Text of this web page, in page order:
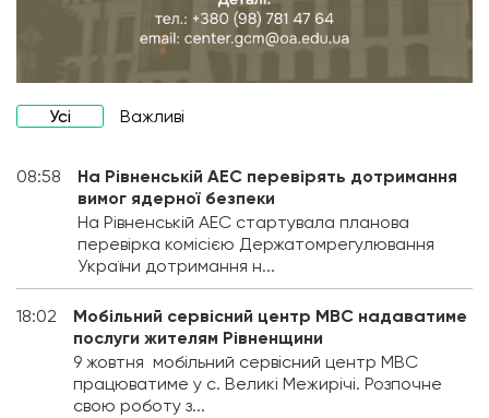
Усі Важливі
08:58
На Рівненській АЕС перевірять дотримання
вимог ядерної безпеки
На Рівненській АЕС стартувала планова
перевірка комісією Держатомрегулювання
України дотримання н...
18:02
Мобільний сервісний центр МВС надаватиме
послуги жителям Рівненщини
9 жовтня мобільний сервісний центр МВС
працюватиме у с. Великі Межирічі. Розпочне
свою роботу з...